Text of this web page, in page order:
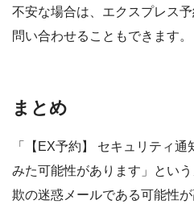
不安な場合は、エクスプレス
問い合わせることもできます。
まとめ
「【EX予約】 セキュリティ
みた可能性があります」とい
欺の迷惑メールである可能性が